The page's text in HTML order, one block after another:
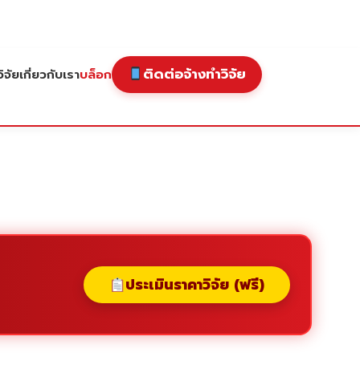
จัยเกี่ยวกับเราบล็อก ติดต่อจ้างทำวิจัย
ประเมินราคาวิจัย (ฟรี)